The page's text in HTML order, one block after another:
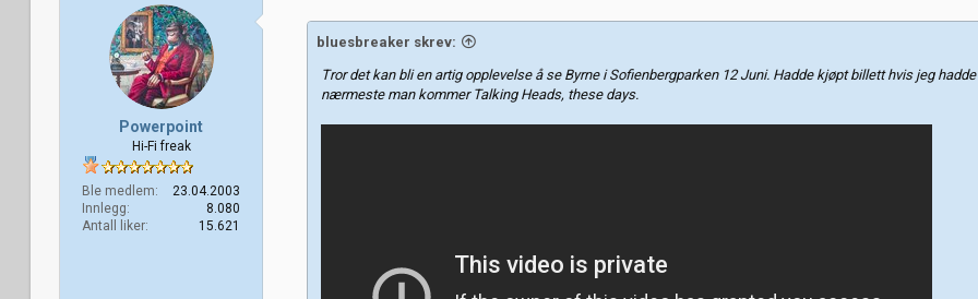
o
Powerpoint
Hi-Fi freak
Ble medlem
23.04.2003
Innlegg
8.080
Antall liker
15.621
bluesbreaker skrev:
Tror det kan bli en artig opplevelse å se Byrne i Sofienbergparken 12 Juni. Hadde kjøpt billett hvis jeg
nærmeste man kommer Talking Heads, these days.